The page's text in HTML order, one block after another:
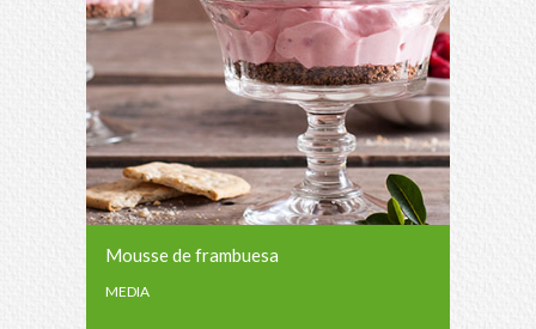
Mousse de frambuesa
MEDIA